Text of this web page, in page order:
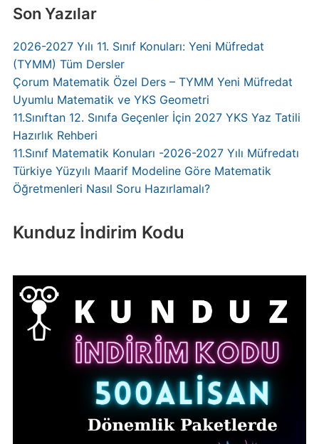
Son Yazılar
2026-2027 Yılı 11. Sınıf Konuları: Yeni Müfredat
(TYMM) Tüm Dersler
Çorum Matematik Özel Ders – TYMM Yeni Müfredat
Uyumlu Matematik ve YKS Geometri
11.Sınıftan 12. Sınıfa Geçenler İçin 2027 YKS Yaz Tatili
Hazırlık Rehberi
11.Sınıf Matematik Konuları -2026-2027 Yılı Müfredatı
Türkiye Yüzyılı Maarif Modeline Göre Matematik
Öğretmenleri Nasıl Soru Hazırlamalı?
Kunduz İndirim Kodu